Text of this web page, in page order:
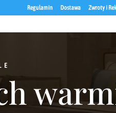
Regulamin Dostawa Zwroty i